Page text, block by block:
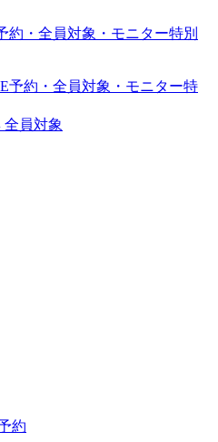
約・全員対象・モニター特別
全員対象
約